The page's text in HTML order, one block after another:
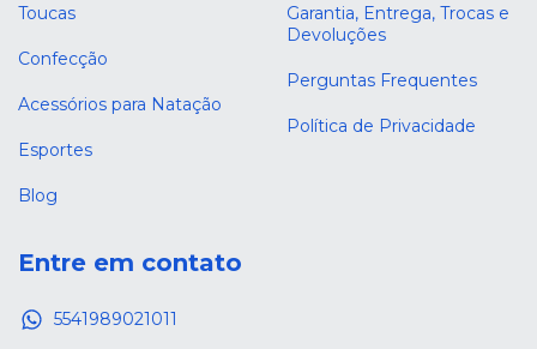
Toucas
Confecção
Acessórios para Natação
Esportes
Blog
Garantia, Entrega, Trocas e
Devoluções
Perguntas Frequentes
Política de Privacidade
Entre em contato
5541989021011